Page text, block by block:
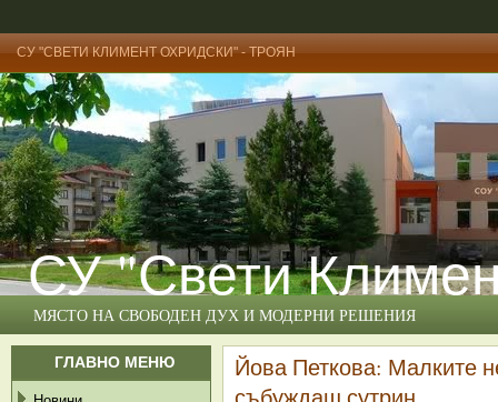
СУ "СВЕТИ КЛИМЕНТ ОХРИДСКИ" - ТРОЯН
СУ "Свети
МЯСТО НА СВОБОДЕН ДУХ И МОДЕРНИ РЕШЕНИЯ
ГЛАВНО МЕНЮ
Йова Петкова: Малките